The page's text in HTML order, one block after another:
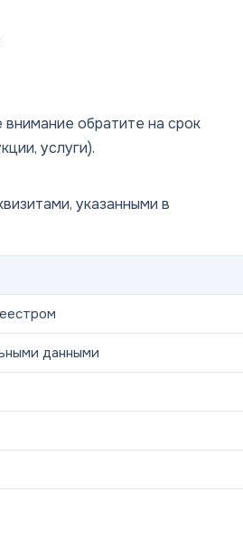
обратите на срок
услуги).
указанными в
данными